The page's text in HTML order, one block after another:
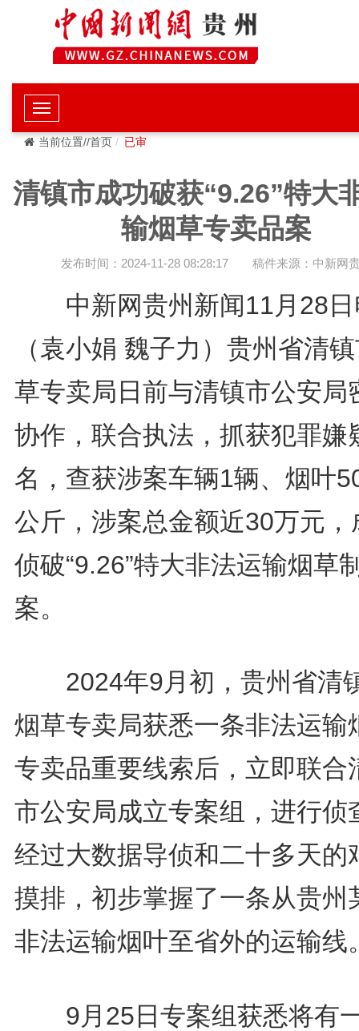
当前位置//首页 已审
清镇市成功破获“9.26”特大
输烟草专卖品案
发布时间：2024-11-28 08:28:17 稿件来源：中新网
中新网贵州新闻11月28
（袁小娟 魏子力）贵州省清
草专卖局日前与清镇市公安局
协作，联合执法，抓获犯罪嫌
名，查获涉案车辆1辆、烟叶
公斤，涉案总金额近30万元，
侦破“9.26”特大非法运输烟草
案。
2024年9月初，贵州省清
烟草专卖局获悉一条非法运输
专卖品重要线索后，立即联合
市公安局成立专案组，进行侦
经过大数据导侦和二十多天的
摸排，初步掌握了一条从贵州
非法运输烟叶至省外的运输线
9月25日专案组获悉将有